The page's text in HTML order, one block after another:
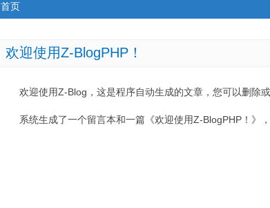
首页
欢迎使用Z-BlogPHP！
欢迎使用Z-Blog，这是程序自动生成的文章，您可以删除
系统生成了一个留言本和一篇《欢迎使用Z-BlogPHP！》